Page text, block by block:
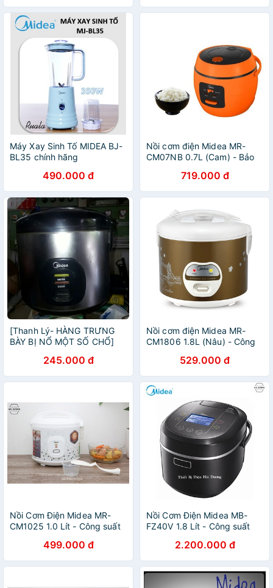
Máy Xay Sinh Tố MIDEA BJ-
BL35 chính hãng
490.000 đ
Nồi cơm điện Midea MR-
CM07NB 0.7L (Cam) - Bảo
719.000 đ
[Thanh Lý- HÀNG TRƯNG
BÀY BỊ NỔ MỘT SỐ CHỔ]
Dính 1.8L MR-CM18SCA (4
Lon Gạo) Giá Rẻ
245.000 đ
Nồi cơm điện Midea MR-
CM1806 1.8L (Nâu) - Công
người ăn - Bảo hành 12
tháng
529.000 đ
Nồi Cơm Điện Midea MR-
CM1025 1.0 Lít - Công suất
viên - Bảo hành 1 năm
499.000 đ
Nồi Cơm Điện Midea MB-
FZ40V 1.8 Lít - Công suất
viên- Bảo hành 1 năm
2.200.000 đ